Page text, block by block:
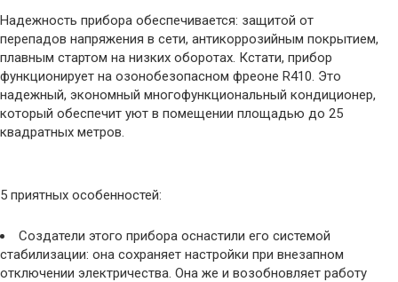
Надежность прибора обеспечивается: защитой от
перепадов напряжения в сети, антикоррозийным покрытием,
плавным стартом на низких оборотах. Кстати, прибор
функционирует на озонобезопасном фреоне R410. Это
надежный, экономный многофункциональный кондиционер,
который обеспечит уют в помещении площадью до 25
квадратных метров.
5 приятных особенностей:
Создатели этого прибора оснастили его системой
стабилизации: она сохраняет настройки при внезапном
отключении электричества. Она же и возобновляет работу